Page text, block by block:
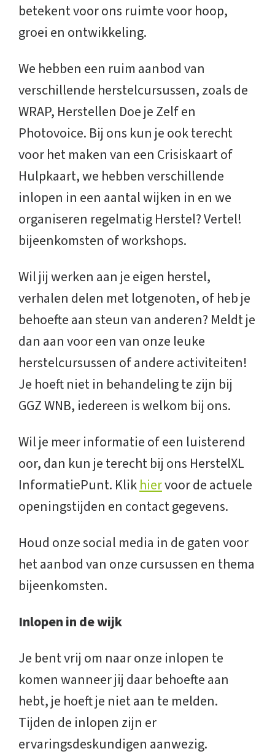
betekent voor ons ruimte voor hoop,
groei en ontwikkeling.
We hebben een ruim aanbod van
verschillende herstelcursussen, zoals de
WRAP, Herstellen Doe je Zelf en
Photovoice. Bij ons kun je ook terecht
voor het maken van een Crisiskaart of
Hulpkaart, we hebben verschillende
inlopen in een aantal wijken in en we
organiseren regelmatig Herstel? Vertel!
bijeenkomsten of workshops.
Wil jij werken aan je eigen herstel,
verhalen delen met lotgenoten, of heb je
behoefte aan steun van anderen? Meldt je
dan aan voor een van onze leuke
herstelcursussen of andere activiteiten!
Je hoeft niet in behandeling te zijn bij
GGZ WNB, iedereen is welkom bij ons.
Wil je meer informatie of een luisterend
oor, dan kun je terecht bij ons HerstelXL
InformatiePunt. Klikhiervoor de actuele
openingstijden en contact gegevens.
Houd onze social media in de gaten voor
het aanbod van onze cursussen en thema
bijeenkomsten.
Inlopen in de wijk
Je bent vrij om naar onze inlopen te
komen wanneer jij daar behoefte aan
hebt, je hoeft je niet aan te melden.
Tijden de inlopen zijn er
ervaringsdeskundigen aanwezig.